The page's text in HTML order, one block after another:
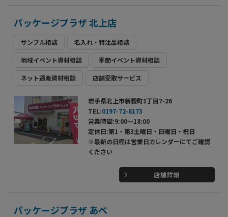
パッケージプラザ 北上店
サンプル相談 名入れ・特注品相談
地域イベント資材相談 季節イベント資材相談
ネット通販資材相談 店舗受取サービス
岩手県北上市新穀町1丁目7-26
TEL:0197-72-8173
営業時間:9:00～18:00
定休日:第1・第3土曜日・日曜日・祝日
※最新の日程は営業日カレンダーにてご確認
ください
店舗詳細
パッケージプラザ あべ